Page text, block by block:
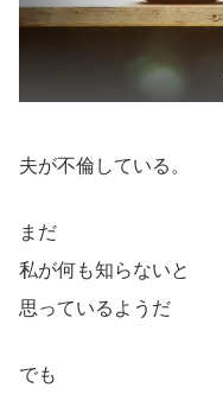
夫が不倫している。
まだ
私が何も知らないと
思っているようだ
でも